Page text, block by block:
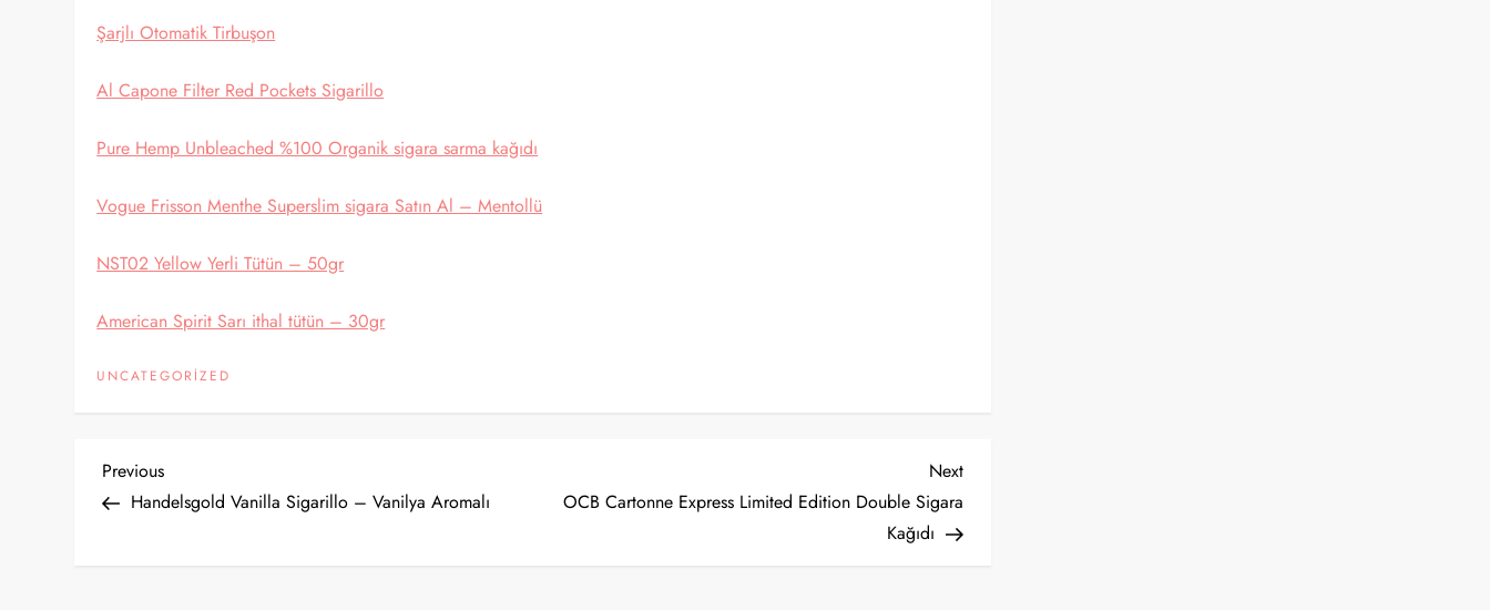
Şarjlı Otomatik Tirbuşon
Al Capone Filter Red Pockets Sigarillo
Pure Hemp Unbleached %100 Organik sigara sarma kağıdı
Vogue Frisson Menthe Superslim sigara Satın Al – Mentollü
NST02 Yellow Yerli Tütün – 50gr
American Spirit Sarı ithal tütün – 30gr
UNCATEGORIZED
Y
Previous
Post
Previous
Handelsgold Vanilla Sigarillo – Vanilya Aromalı
Next
Post
Next
OCB Cartonne Express Limited Edition Double Sigara
Kağıdı